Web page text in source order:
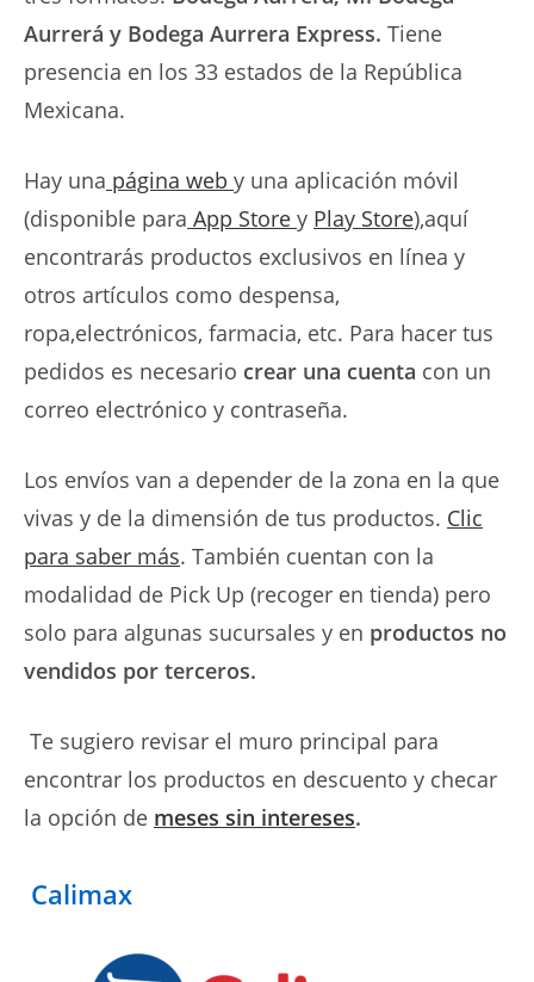
Aurrerá y Bodega Aurrera Express. Tiene
presencia en los 33 estados de la República
Mexicana.
Hay una página web y una aplicación móvil
(disponible para App Store y Play Store),aquí
encontrarás productos exclusivos en línea y
otros artículos como despensa,
ropa,electrónicos, farmacia, etc. Para hacer tus
pedidos es necesario crear una cuenta con un
correo electrónico y contraseña.
Los envíos van a depender de la zona en la que
vivas y de la dimensión de tus productos. Clic
para saber más. También cuentan con la
modalidad de Pick Up (recoger en tienda) pero
solo para algunas sucursales y en productos no
vendidos por terceros.
Te sugiero revisar el muro principal para
encontrar los productos en descuento y checar
la opción de meses sin intereses.
Calimax